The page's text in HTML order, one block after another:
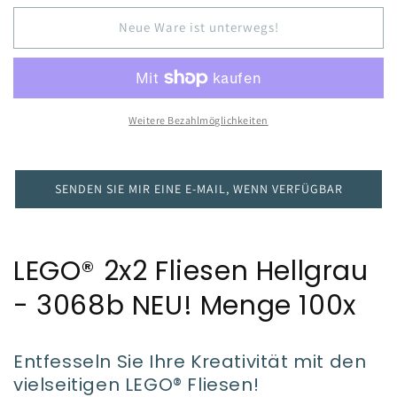
Neue Ware ist unterwegs!
Weitere Bezahlmöglichkeiten
SENDEN SIE MIR EINE E-MAIL, WENN VERFÜGBAR
LEGO® 2x2 Fliesen Hellgrau
- 3068b NEU! Menge 100x
Entfesseln Sie Ihre Kreativität mit den
vielseitigen LEGO® Fliesen!